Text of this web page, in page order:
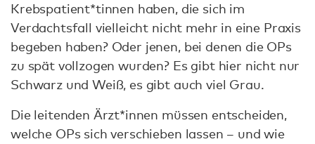
Krebspatient*tinnen haben, die sich im
Verdachtsfall vielleicht nicht mehr in eine Praxis
begeben haben? Oder jenen, bei denen die OPs
zu spät vollzogen wurden? Es gibt hier nicht nur
Schwarz und Weiß, es gibt auch viel Grau.
Die leitenden Ärzt*innen müssen entscheiden,
welche OPs sich verschieben lassen – und wie